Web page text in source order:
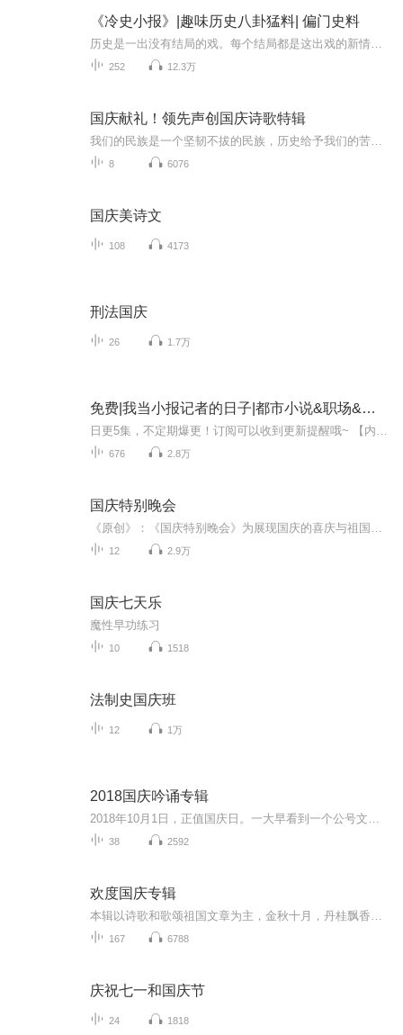
《冷史小报》|趣味历史八卦猛料| 偏门史料
252 12.3万
国庆献礼！领先声创国庆诗歌特辑
8 6076
国庆美诗文
108 4173
刑法国庆
26 1.7万
免费|我当小报记者的日子|都市小说&职场&情感
676 2.8万
国庆特别晚会
12 2.9万
国庆七天乐
魔性早功练习
10 1518
法制史国庆班
12 1万
2018国庆吟诵专辑
38 2592
欢度国庆专辑
167 6788
庆祝七一和国庆节
24 1818